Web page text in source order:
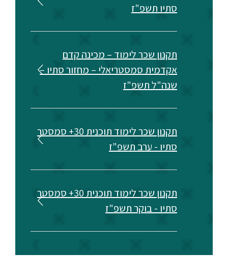
סתיו תשפ"ז
תקנון שכר לימוד – מכינה קדם
אקדמית סמסטריאלי – מחזור סתיו –
שנה"ל תשפ"ז
תקנון שכר לימוד תוכנית 30+ סמסטר
סתיו - ערב תשפ"ז
תקנון שכר לימוד תוכנית 30+ סמסטר
סתיו - בוקר תשפ"ז